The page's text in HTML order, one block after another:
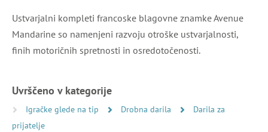
Ustvarjalni kompleti francoske blagovne znamke Avenue
Mandarine so namenjeni razvoju otroške ustvarjalnosti,
finih motoričnih spretnosti in osredotočenosti.
Uvrščeno v kategorije
Igračke glede na tip Drobna darila
Darila za
prijatelje